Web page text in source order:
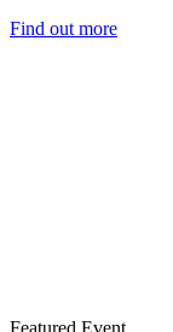
Find out more